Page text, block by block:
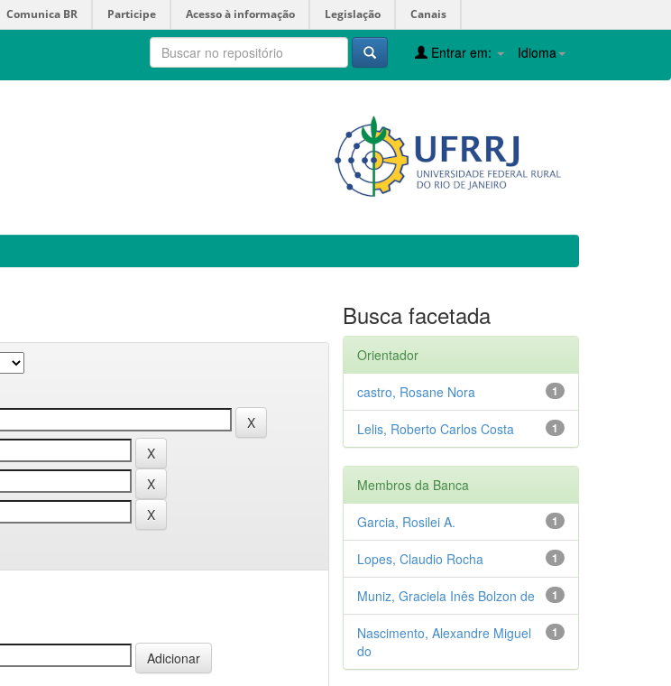
Comunica BR Participe Acesso à informação Legislação Canais
Idioma
Entrar em:
Busca facetada
Orientador
1
castro, Rosane Nora
1
Lelis, Roberto Carlos Costa
Membros da Banca
1
Garcia, Rosilei A.
1
Lopes, Claudio Rocha
1
Muniz, Graciela Inês Bolzon de
1
Nascimento, Alexandre Miguel
do